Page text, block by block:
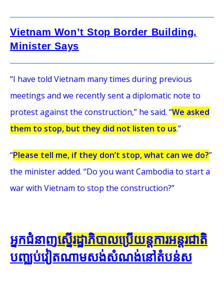
Vietnam Won’t Stop Border Building,
Minister Says
“I have told Vietnam many times during previous
meetings and we recently sent a diplomatic note to
protest against the construction,” he said. “We asked
them to stop, but they did not listen to us.”
“Please tell me, if they don’t stop, what can we do?”
the minister added. “Do you want Cambodia to start a
war with Vietnam to stop the construction?”
អ្នក​ជំនាញ​ស្នើ​រដ្ឋាភិបាល​ប្រើ​យន្តការ​អន្តរជាតិ
បញ្ឈប់​វៀតណាម​សង់​សំណង់​នៅ​តំបន់​ស